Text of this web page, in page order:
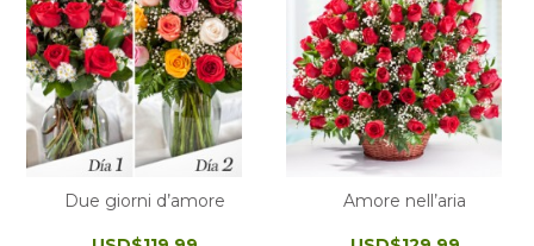
Due giorni d’amore Amore nell’aria